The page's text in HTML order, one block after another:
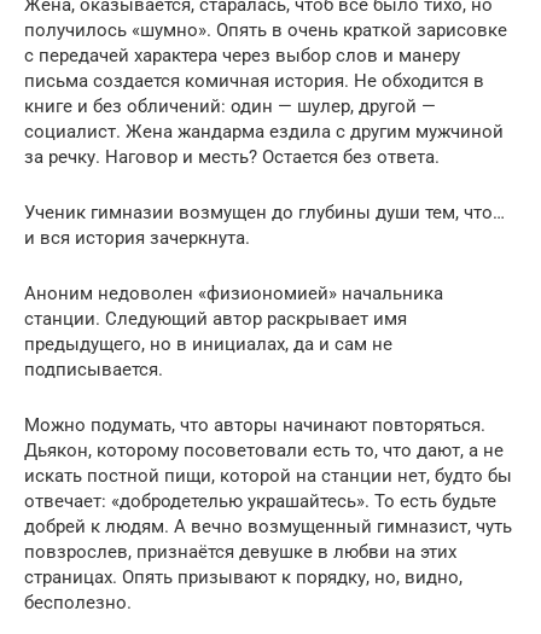
Жена, оказывается, старалась, чтоб все было тихо, но
получилось «шумно». Опять в очень краткой зарисовке
с передачей характера через выбор слов и манеру
письма создается комичная история. Не обходится в
книге и без обличений: один — шулер, другой —
социалист. Жена жандарма ездила с другим мужчиной
за речку. Наговор и месть? Остается без ответа.
Ученик гимназии возмущен до глубины души тем, что…
и вся история зачеркнута.
Аноним недоволен «физиономией» начальника
станции. Следующий автор раскрывает имя
предыдущего, но в инициалах, да и сам не
подписывается.
Можно подумать, что авторы начинают повторяться.
Дьякон, которому посоветовали есть то, что дают, а не
искать постной пищи, которой на станции нет, будто бы
отвечает: «добродетелью украшайтесь». То есть будьте
добрей к людям. А вечно возмущенный гимназист, чуть
повзрослев, признаётся девушке в любви на этих
страницах. Опять призывают к порядку, но, видно,
бесполезно.